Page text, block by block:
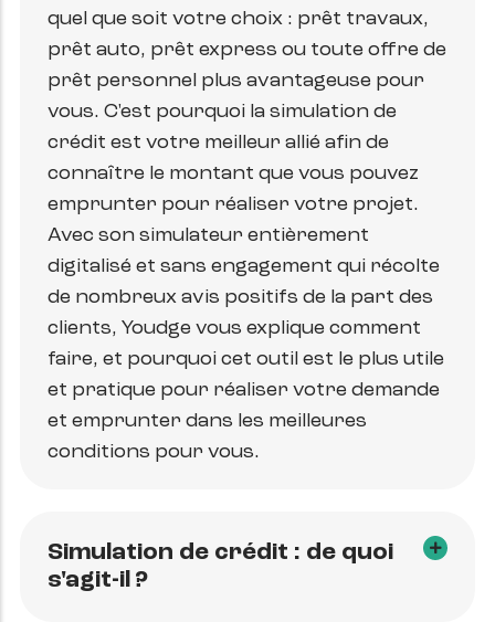
quel que soit votre choix : prêt travaux,
prêt auto, prêt express ou toute offre de
prêt personnel plus avantageuse pour
vous. C'est pourquoi la simulation de
crédit est votre meilleur allié afin de
connaître le montant que vous pouvez
emprunter pour réaliser votre projet.
Avec son simulateur entièrement
digitalisé et sans engagement qui récolte
de nombreux avis positifs de la part des
clients, Youdge vous explique comment
faire, et pourquoi cet outil est le plus utile
et pratique pour réaliser votre demande
et emprunter dans les meilleures
conditions pour vous.
Simulation de crédit : de quoi
s'agit-il ?